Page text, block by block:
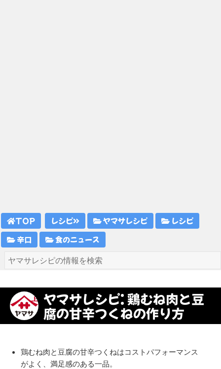
TOP レシピ ヤマサレシピ
レシピ
辛口
食のニュース
ヤマサレシピ: 鶏むね肉と豆
腐の甘辛つくねの作り方
鶏むね肉と豆腐の甘辛つくねはコストパフォーマンス
がよく、満足感のある一品。